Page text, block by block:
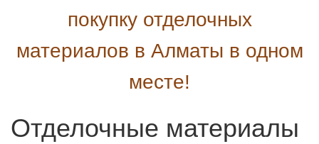
покупку отделочных
материалов в Алматы в одном
месте!
Отделочные материалы